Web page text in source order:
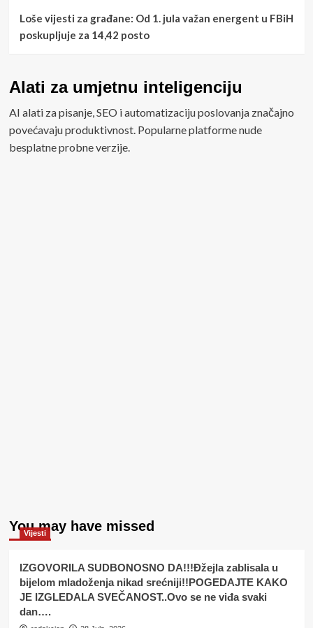
Loše vijesti za građane: Od 1. jula važan energent u FBiH
poskupljuje za 14,42 posto
Alati za umjetnu inteligenciju
AI alati za pisanje, SEO i automatizaciju poslovanja značajno
povećavaju produktivnost. Popularne platforme nude
besplatne probne verzije.
You may have missed
Vijesti
IZGOVORILA SUDBONOSNO DA!!!Đžejla zablisala u
bijelom mladoženja nikad srećniji!!POGEDAJTE KAKO
JE IZGLEDALA SVEČANOST..Ovo se ne viđa svaki
dan….